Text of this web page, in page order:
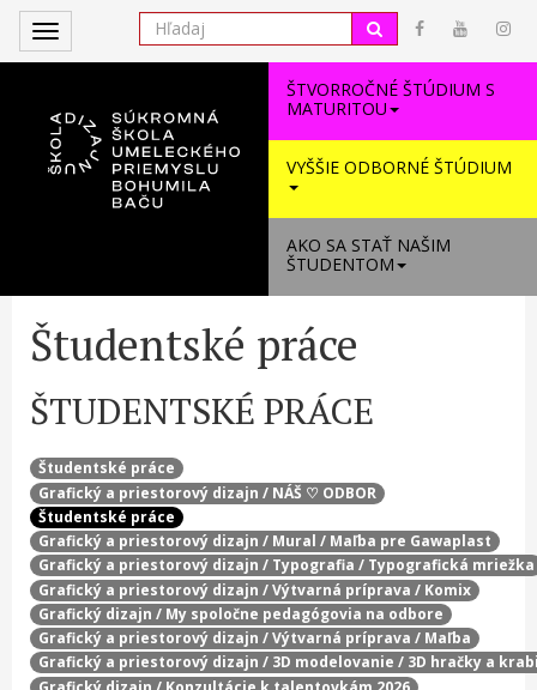
Toggle
navigation
ŠTVORROČNÉ ŠTÚDIUM S
MATURITOU
VYŠŠIE ODBORNÉ ŠTÚDIUM
AKO SA STAŤ NAŠIM
ŠTUDENTOM
Študentské práce
ŠTUDENTSKÉ PRÁCE
Študentské práce
Grafický a priestorový dizajn / NÁŠ ♡ ODBOR
Študentské práce
Grafický a priestorový dizajn / Mural / Maľba pre Gawaplast
Grafický a priestorový dizajn / Typografia / Typografická mriežka
Grafický a priestorový dizajn / Výtvarná príprava / Komix
Grafický dizajn / My spoločne pedagógovia na odbore
Grafický a priestorový dizajn / Výtvarná príprava / Maľba
Grafický a priestorový dizajn / 3D modelovanie / 3D hračky a